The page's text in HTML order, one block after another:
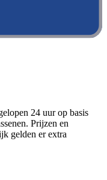
24 uur op basis
Prijzen en
gelden er extra